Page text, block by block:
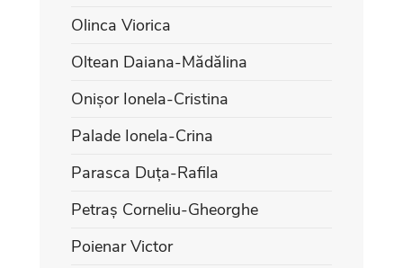
Olinca Viorica
Oltean Daiana-Mădălina
Onișor Ionela-Cristina
Palade Ionela-Crina
Parasca Duța-Rafila
Petraș Corneliu-Gheorghe
Poienar Victor